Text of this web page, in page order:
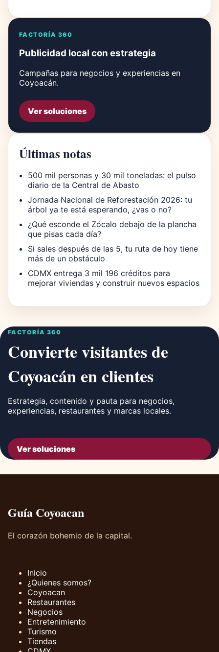
FACTORÍA 360
Publicidad local con estrategia
Campañas para negocios y experiencias en
Coyoacán.
Ver soluciones
Últimas notas
500 mil personas y 30 mil toneladas: el pulso
diario de la Central de Abasto
Jornada Nacional de Reforestación 2026: tu
árbol ya te está esperando, ¿vas o no?
¿Qué esconde el Zócalo debajo de la plancha
que pisas cada día?
Si sales después de las 5, tu ruta de hoy tiene
más de un obstáculo
CDMX entrega 3 mil 196 créditos para
mejorar viviendas y construir nuevos espacios
FACTORÍA 360
Convierte visitantes de
Coyoacán en clientes
Estrategia, contenido y pauta para negocios,
experiencias, restaurantes y marcas locales.
Ver soluciones
Guía Coyoacan
El corazón bohemio de la capital.
Inicio
¿Quienes somos?
Coyoacan
Restaurantes
Negocios
Entretenimiento
Turismo
Tiendas